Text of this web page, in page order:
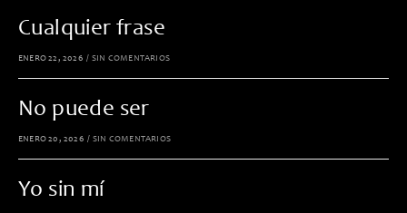
Cualquier frase
ENERO 22, 2026 / SIN COMENTARIOS
No puede ser
ENERO 20, 2026 / SIN COMENTARIOS
Yo sin mí